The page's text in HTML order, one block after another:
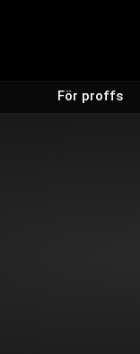
För proffs